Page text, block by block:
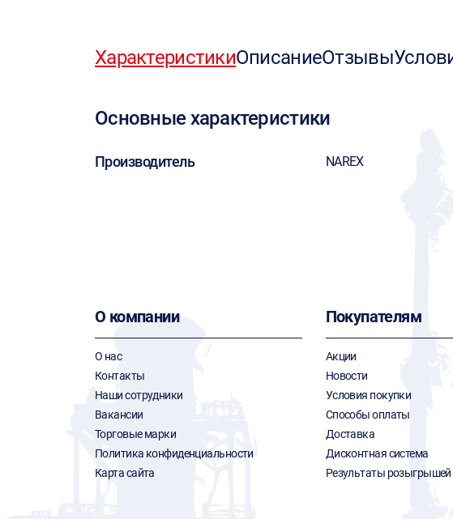
ХарактеристикиОписаниеОтзывы
Основные характеристики
Производитель NAREX
О компании
О нас
Контакты
Наши сотрудники
Вакансии
Торговые марки
Политика конфиденциальности
Карта сайта
Покупателям
Акции
Новости
Условия покупки
Способы оплаты
Доставка
Дисконтная система
Результаты розыгрышей